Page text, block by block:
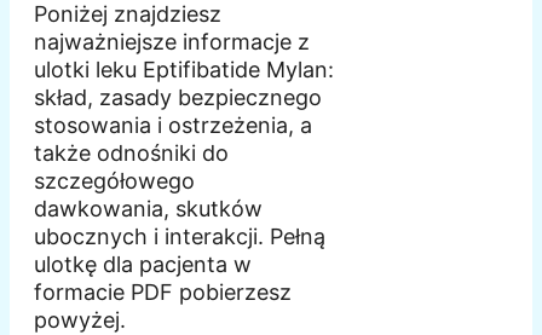
Poniżej znajdziesz
najważniejsze informacje z
ulotki leku Eptifibatide Mylan:
skład, zasady bezpiecznego
stosowania i ostrzeżenia, a
także odnośniki do
szczegółowego
dawkowania, skutków
ubocznych i interakcji. Pełną
ulotkę dla pacjenta w
formacie PDF pobierzesz
powyżej.